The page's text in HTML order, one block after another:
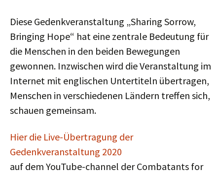
Diese Gedenk­veranstaltung „Sharing Sorrow,
Bringing Hope“ hat eine zentrale Bedeutung für
die Menschen in den beiden Bewegungen
gewonnen. Inzwischen wird die Veranstaltung im
Internet mit englischen Untertiteln übertragen,
Menschen in verschie­denen Ländern treffen sich,
schauen gemeinsam.
Hier die Live-Übertragung der
Gedenkveranstaltung 2020
auf dem YouTube-channel der Combatants for